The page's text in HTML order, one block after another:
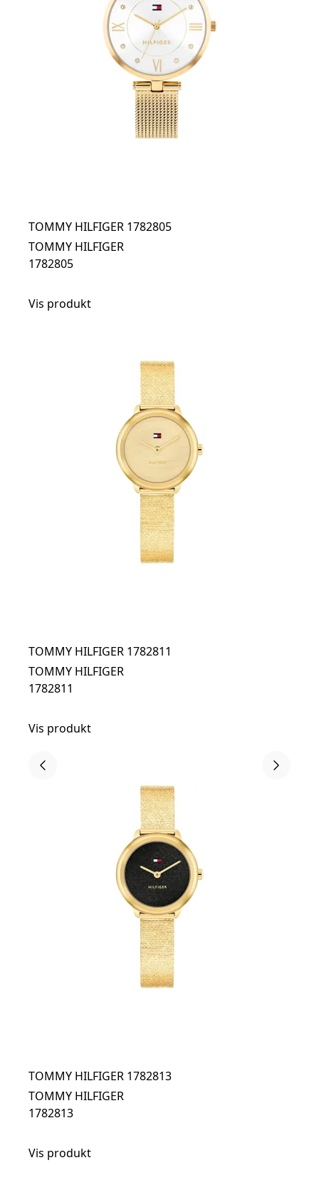
TOMMY HILFIGER 1782805
TOMMY HILFIGER
1782805
Vis produkt
TOMMY HILFIGER 1782811
TOMMY HILFIGER
1782811
Vis produkt
TOMMY HILFIGER 1782813
TOMMY HILFIGER
1782813
Vis produkt